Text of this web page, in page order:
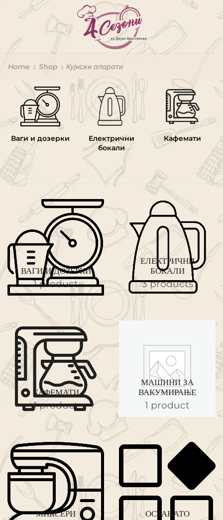
Home Shop Кујнски апарати
Ваги и дозерки
Електрични
бокали
Кафемати
ВАГИ И ДОЗЕРКИ
1 product
ЕЛЕКТРИЧНИ
БОКАЛИ
3 products
КАФЕМАТИ
1 product
МАШИНИ ЗА
ВАКУМИРАЊЕ
1 product
МИКСЕРИ ОСТАНАТО